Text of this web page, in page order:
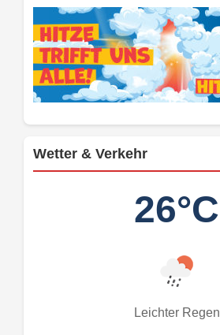
Wetter & Verkehr
26°C
Leichter Regen